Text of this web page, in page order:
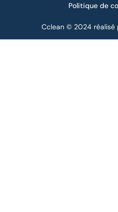
Politique de
Cclean © 2024 réalisé